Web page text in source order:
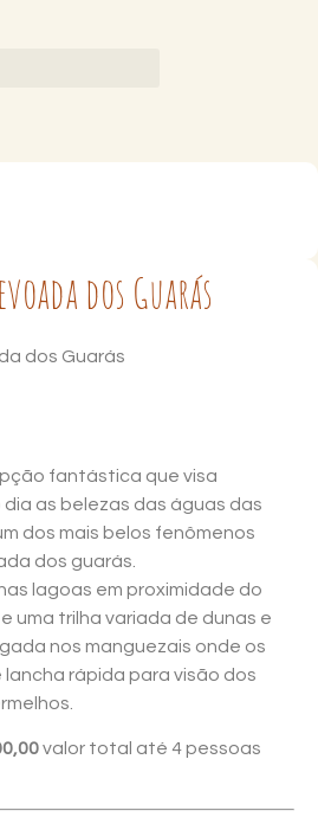
dos Guarás
dos Guarás
fantástica que visa
as belezas das águas das
dos mais belos fenômenos
dos guarás.
lagoas em proximidade do
uma trilha variada de dunas e
nos manguezais onde os
rápida para visão dos
valor total até 4 pessoas